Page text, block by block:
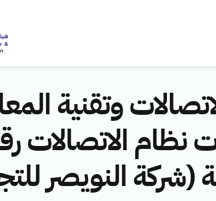
وتقنية
(شركة النويصر